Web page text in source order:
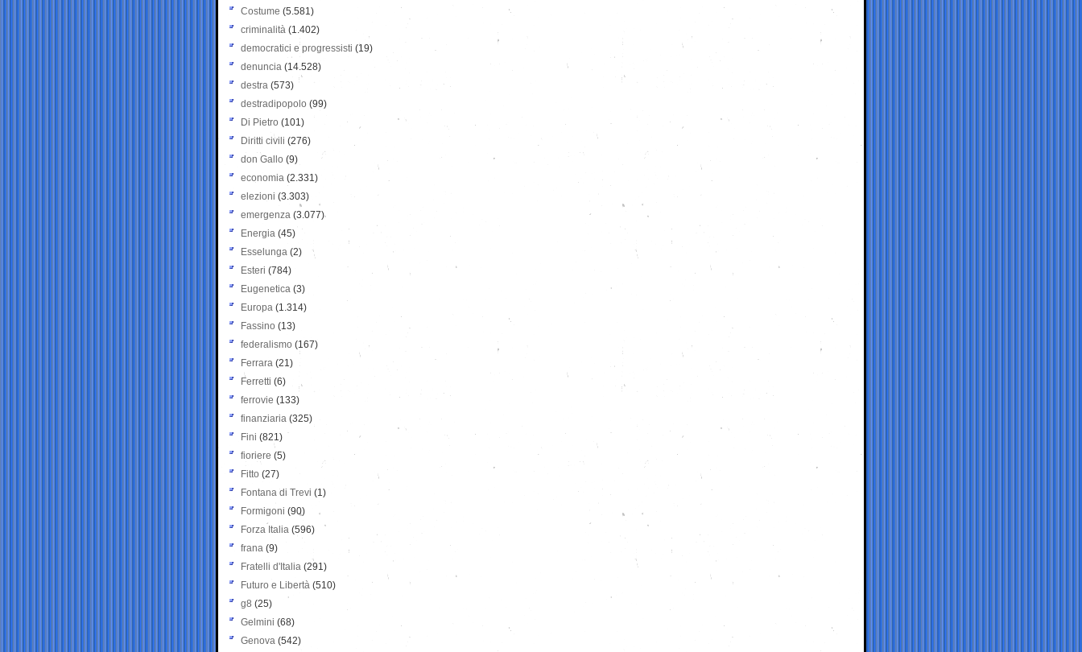
Costume (5.581)
criminalità (1.402)
democratici e progressisti (19)
denuncia (14.528)
destra (573)
destradipopolo (99)
Di Pietro (101)
Diritti civili (276)
don Gallo (9)
economia (2.331)
elezioni (3.303)
emergenza (3.077)
Energia (45)
Esselunga (2)
Esteri (784)
Eugenetica (3)
Europa (1.314)
Fassino (13)
federalismo (167)
Ferrara (21)
Ferretti (6)
ferrovie (133)
finanziaria (325)
Fini (821)
fioriere (5)
Fitto (27)
Fontana di Trevi (1)
Formigoni (90)
Forza Italia (596)
frana (9)
Fratelli d'Italia (291)
Futuro e Libertà (510)
g8 (25)
Gelmini (68)
Genova (542)